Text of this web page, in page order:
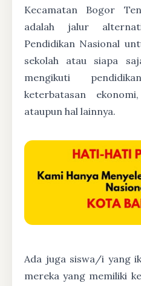
Kecamatan Bogor
adalah jalur
Pendidikan Nasional
sekolah atau siapa
mengikuti
keterbatasan
ataupun hal lainnya.
Ada juga siswa/i yang
mereka yang memiliki